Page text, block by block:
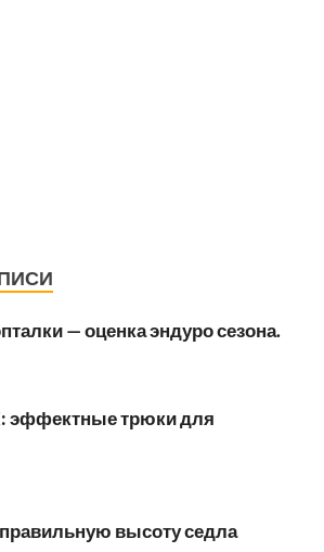
— оценка эндуро сезона.
эффектные трюки для
высоту седла